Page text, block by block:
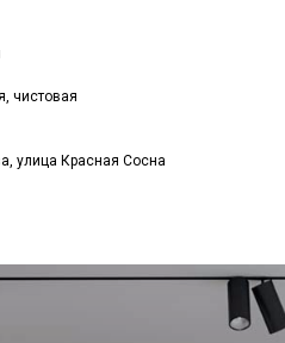
чистовая
улица Красная Сосна